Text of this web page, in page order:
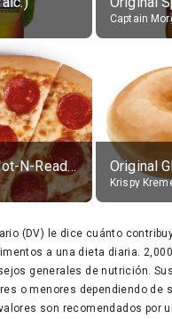
Captain
14" Round Hot-N-Ready Pepperoni Pizza
Krispy
(DV) le dice cuánto
a una dieta diaria.
generales de nutrición.
o menores dependiendo de
son recomendados por